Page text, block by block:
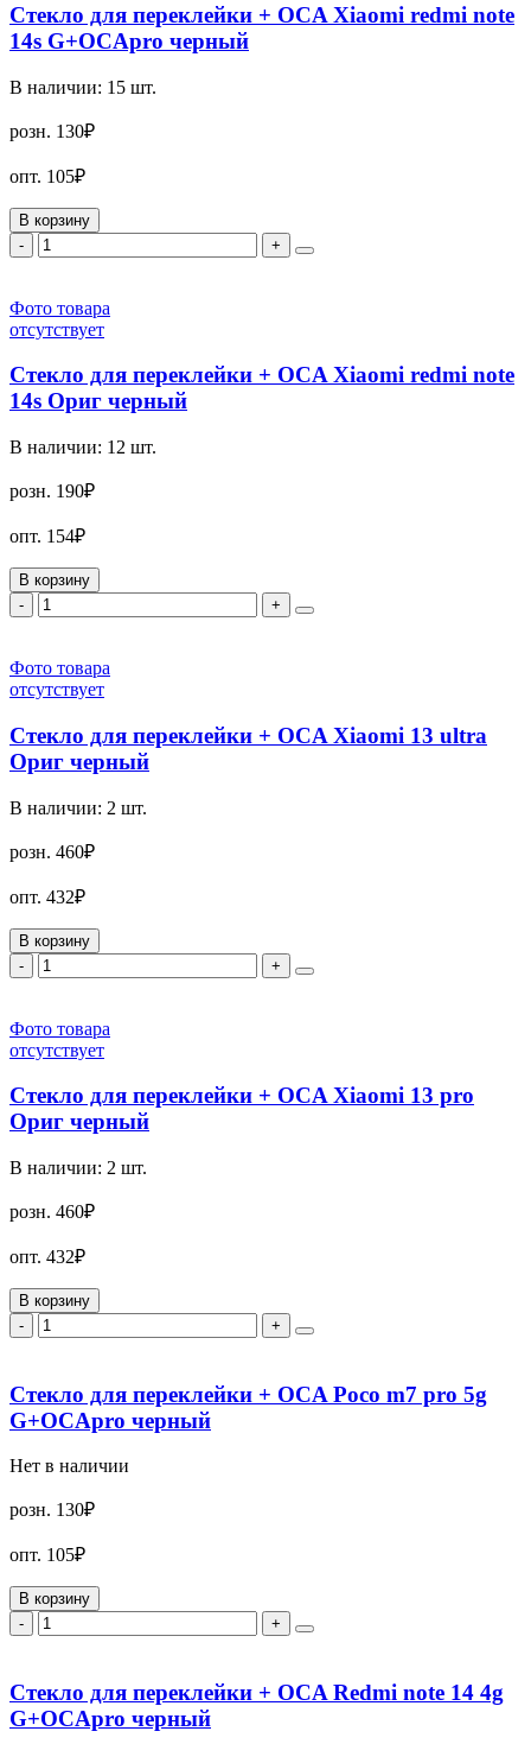
Стекло для переклейки + OCA Xiaomi redmi note
14s G+OCApro черный
В наличии: 15 шт.
розн. 130₽
опт. 105₽
В корзину
-
+
Фото товара
отсутствует
Стекло для переклейки + OCA Xiaomi redmi note
14s Ориг черный
В наличии: 12 шт.
розн. 190₽
опт. 154₽
В корзину
-
+
Фото товара
отсутствует
Стекло для переклейки + OCA Xiaomi 13 ultra
Ориг черный
В наличии: 2 шт.
розн. 460₽
опт. 432₽
В корзину
-
+
Фото товара
отсутствует
Стекло для переклейки + OCA Xiaomi 13 pro
Ориг черный
В наличии: 2 шт.
розн. 460₽
опт. 432₽
В корзину
-
+
Стекло для переклейки + OCA Poco m7 pro 5g
G+OCApro черный
Нет в наличии
розн. 130₽
опт. 105₽
В корзину
-
+
Стекло для переклейки + OCA Redmi note 14 4g
G+OCApro черный